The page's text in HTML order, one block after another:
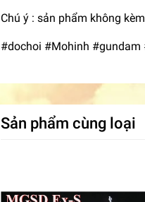
Chú ý : sản phẩm không
#dochoi #Mohinh #gundam
Sản phẩm cùng loại